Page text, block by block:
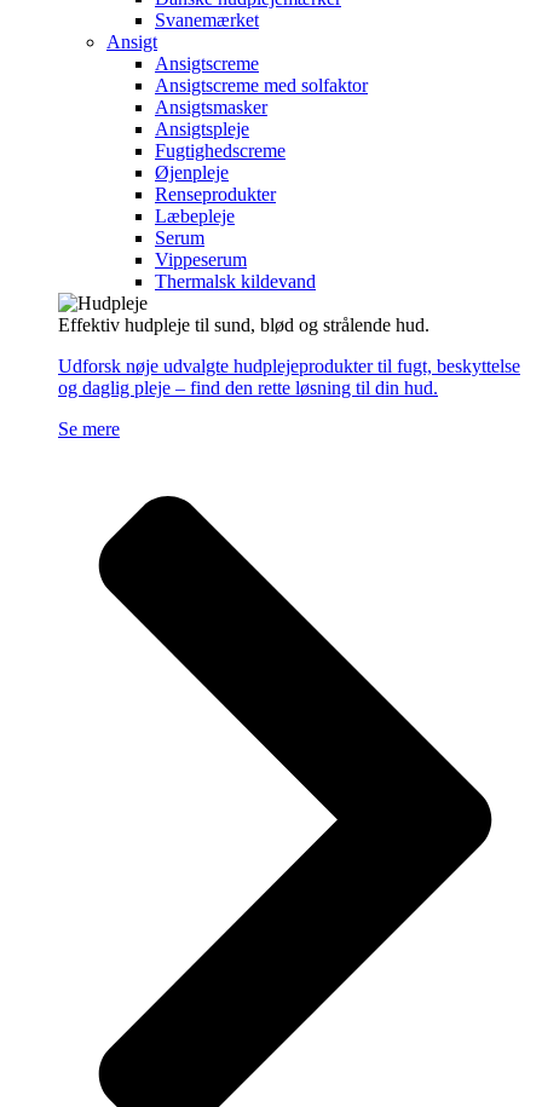
Svanemærket
Ansigt
Ansigtscreme
Ansigtscreme med solfaktor
Ansigtsmasker
Ansigtspleje
Fugtighedscreme
Øjenpleje
Renseprodukter
Læbepleje
Serum
Vippeserum
Thermalsk kildevand
Effektiv hudpleje til sund, blød og strålende hud.
Udforsk nøje udvalgte hudplejeprodukter til fugt, beskyttelse
og daglig pleje – find den rette løsning til din hud.
Se mere